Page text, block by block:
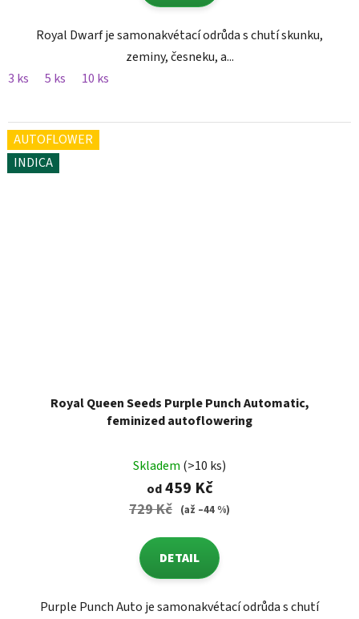
Royal Dwarf je samonakvétací odrůda s chutí skunku,
zeminy, česneku, a...
3 ks
5 ks 10 ks
AUTOFLOWER
INDICA
Royal Queen Seeds Purple Punch Automatic,
feminized autoflowering
Skladem (>10 ks)
od459 Kč
729 Kč (až –44 %)
DETAIL
Purple Punch Auto je samonakvétací odrůda s chutí